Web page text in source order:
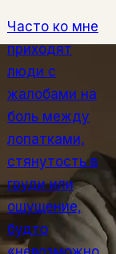
Часто ко мне
приходят
люди с
жалобами на
боль между
лопатками,
стянутость в
груди или
ощущение,
будто